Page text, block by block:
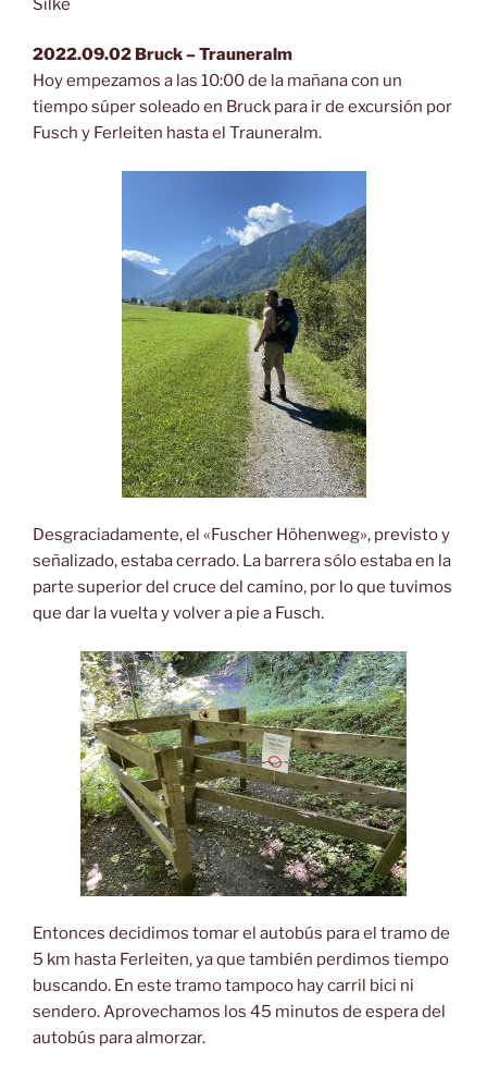
Silke
2022.09.02 Bruck – Trauneralm
Hoy empezamos a las 10:00 de la mañana con un
tiempo súper soleado en Bruck para ir de excursión por
Fusch y Ferleiten hasta el Trauneralm.
Desgraciadamente, el «Fuscher Höhenweg», previsto y
señalizado, estaba cerrado. La barrera sólo estaba en la
parte superior del cruce del camino, por lo que tuvimos
que dar la vuelta y volver a pie a Fusch.
Entonces decidimos tomar el autobús para el tramo de
5 km hasta Ferleiten, ya que también perdimos tiempo
buscando. En este tramo tampoco hay carril bici ni
sendero. Aprovechamos los 45 minutos de espera del
autobús para almorzar.